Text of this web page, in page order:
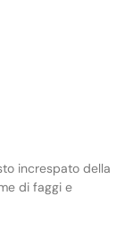
increspato della
di faggi e